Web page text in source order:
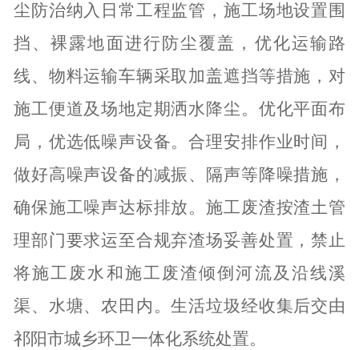
尘防治纳入日常工程监管，施工场地设置围
挡、裸露地面进行防尘覆盖，优化运输路
线、物料运输车辆采取加盖遮挡等措施，对
施工便道及场地定期洒水降尘。优化平面布
局，优选低噪声设备。合理安排作业时间，
做好高噪声设备的减振、隔声等降噪措施，
确保施工噪声达标排放。施工废渣按渣土管
理部门要求运至合规弃渣场妥善处置，禁止
将施工废水和施工废渣倾倒河流及沿线溪
渠、水塘、农田内。生活垃圾经收集后交由
祁阳市城乡环卫一体化系统处置。